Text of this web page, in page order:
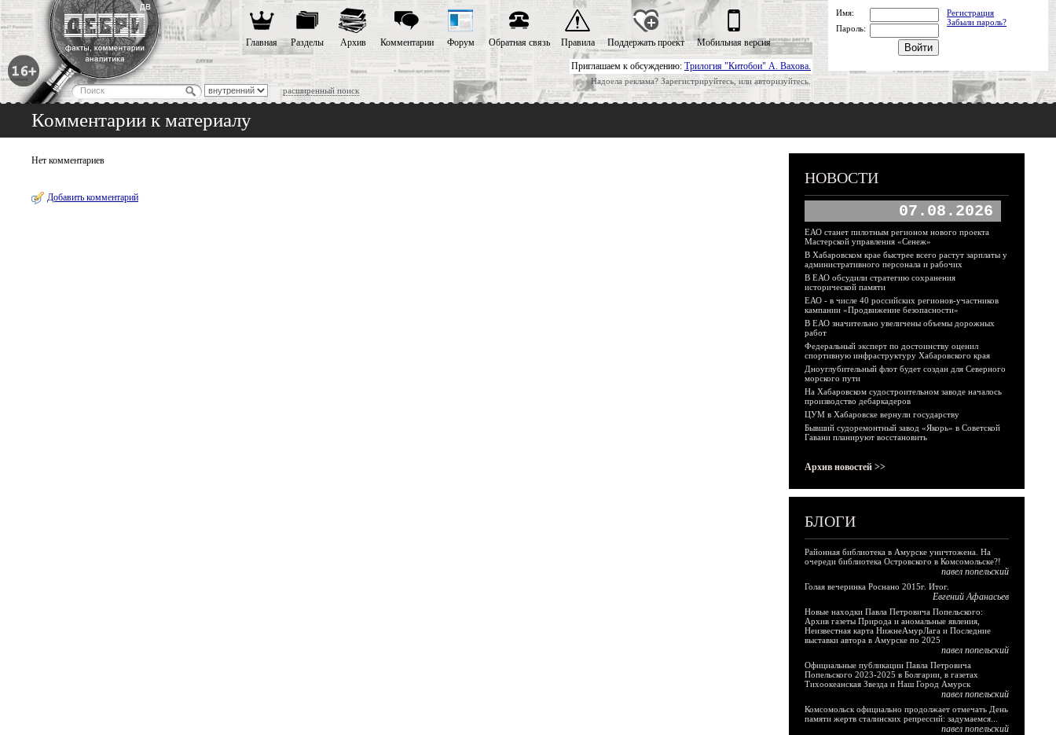
Приглашаем к обсуждению: Трилогия "Китобои" А. Вахова.
Надоела реклама? Зарегистрируйтесь, или авторизуйтесь.
расширенный поиск
Главная Разделы Архив Комментарии Форум Обратная связь Правила Поддержать проект Мобильная версия
Имя:
Регистрация
Забыли пароль?
Пароль:
Комментарии к материалу
Нет комментариев
Добавить комментарий
НОВОСТИ
07.08.2026
ЕАО станет пилотным регионом нового проекта
Мастерской управления «Сенеж»
В Хабаровском крае быстрее всего растут зарплаты у
административного персонала и рабочих
В ЕАО обсудили стратегию сохранения
исторической памяти
ЕАО - в числе 40 российских регионов-участников
кампании «Продвижение безопасности»
В ЕАО значительно увеличены объемы дорожных
работ
Федеральный эксперт по достоинству оценил
спортивную инфраструктуру Хабаровского края
Дноуглубительный флот будет создан для Северного
морского пути
На Хабаровском судостроительном заводе началось
производство дебаркадеров
ЦУМ в Хабаровске вернули государству
Бывший судоремонтный завод «Якорь» в Советской
Гавани планируют восстановить
Архив новостей >>
БЛОГИ
Районная библиотека в Амурске уничтожена. На
очереди библиотека Островского в Комсомольске?!
павел попельский
Голая вечеринка Роснано 2015г. Итог.
Евгений Афанасьев
Новые находки Павла Петровича Попельского:
Архив газеты Природа и аномальные явления,
Неизвестная карта НижнеАмурЛага и Последние
выставки автора в Амурске по 2025
павел попельский
Официальные публикации Павла Петровича
Попельского 2023-2025 в Болгарии, в газетах
Тихоокеанская Звезда и Наш Город Амурск
павел попельский
Комсомольск официально продолжает отмечать День
памяти жертв сталинских репрессий: задумаемся...
павел попельский